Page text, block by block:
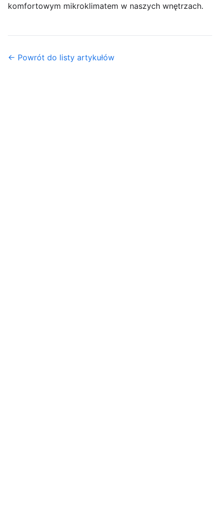
komfortowym mikroklimatem w naszych wnętrzach.
← Powrót do listy artykułów